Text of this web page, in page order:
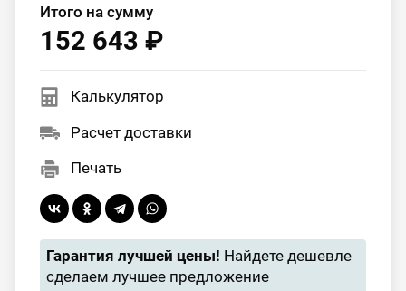
Итого на сумму
152 643 ₽
Калькулятор
Расчет доставки
Печать
Гарантия лучшей цены! Найдете дешевле
сделаем лучшее предложение